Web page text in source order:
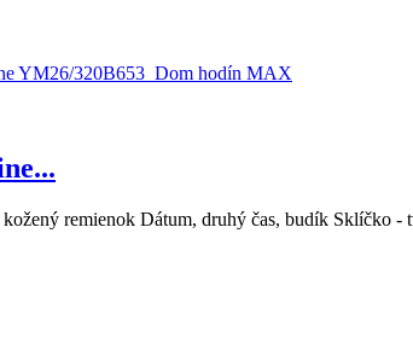
remienok Dátum, druhý čas, budík Sklíčko -